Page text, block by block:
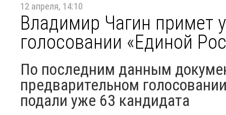
12 апреля, 14:10
Владимир Чагин примет
голосовании «Единой
По последним данным
предварительном
подали уже 63 кандидата